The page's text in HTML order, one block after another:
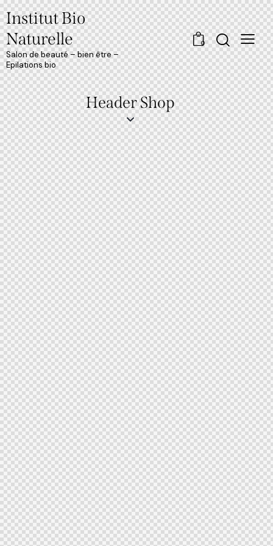
Institut Bio
Naturelle
Salon de beauté – bien être –
Epilations bio
0
Header Shop